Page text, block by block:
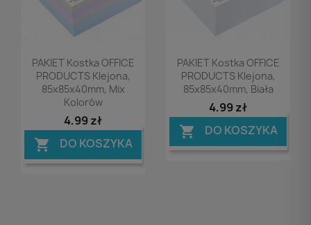
Podgląd
PAKIET Kostka OFFICE
PRODUCTS Klejona,
85x85x40mm, Mix
Kolorów
4,99 zł
 DO KOSZYKA
Podgląd
PAKIET Kostka OFFICE
PRODUCTS Klejona,
85x85x40mm, Biała
4,99 zł
 DO KOSZYKA